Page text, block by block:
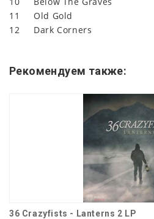
11 Old Gold
12 Dark Corners
Рекомендуем также:
36 Crazyfists - Lanterns 2 LP